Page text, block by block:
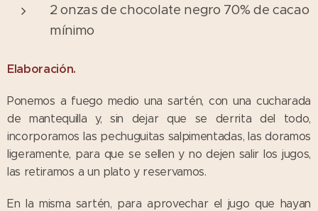
2 onzas de chocolate negro 70% de cacao
mínimo
Elaboración.
Ponemos a fuego medio una sartén, con una cucharada
de mantequilla y, sin dejar que se derrita del todo,
incorporamos las pechuguitas salpimentadas, las doramos
ligeramente, para que se sellen y no dejen salir los jugos,
las retiramos a un plato y reservamos.
En la misma sartén, para aprovechar el jugo que hayan